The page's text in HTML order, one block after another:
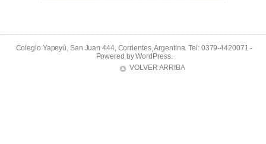
Colegio Yapeyú, San Juan 444, Corrientes, Argentina. Tel: 0379-4420071 -
Powered byWordPress.
VOLVER ARRIBA